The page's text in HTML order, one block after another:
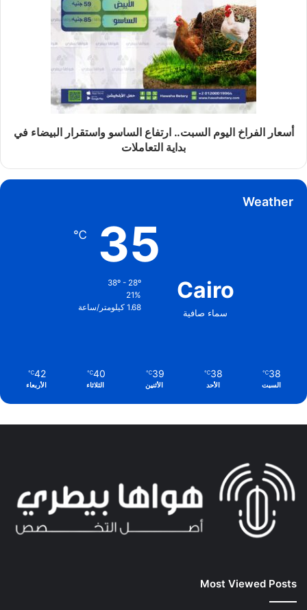
أسعار الفراخ اليوم السبت.. ارتفاع الساسو واستقرار البيضاء في
بداية التعاملات
Weather
Cairo
سماء صافية
35
℃
38º - 28º
21%
1.68 كيلومتر/ساعة
38
℃
السبت
38
℃
الأحد
39
℃
الأثنين
40
℃
الثلاثاء
42
℃
الأربعاء
Most Viewed Posts